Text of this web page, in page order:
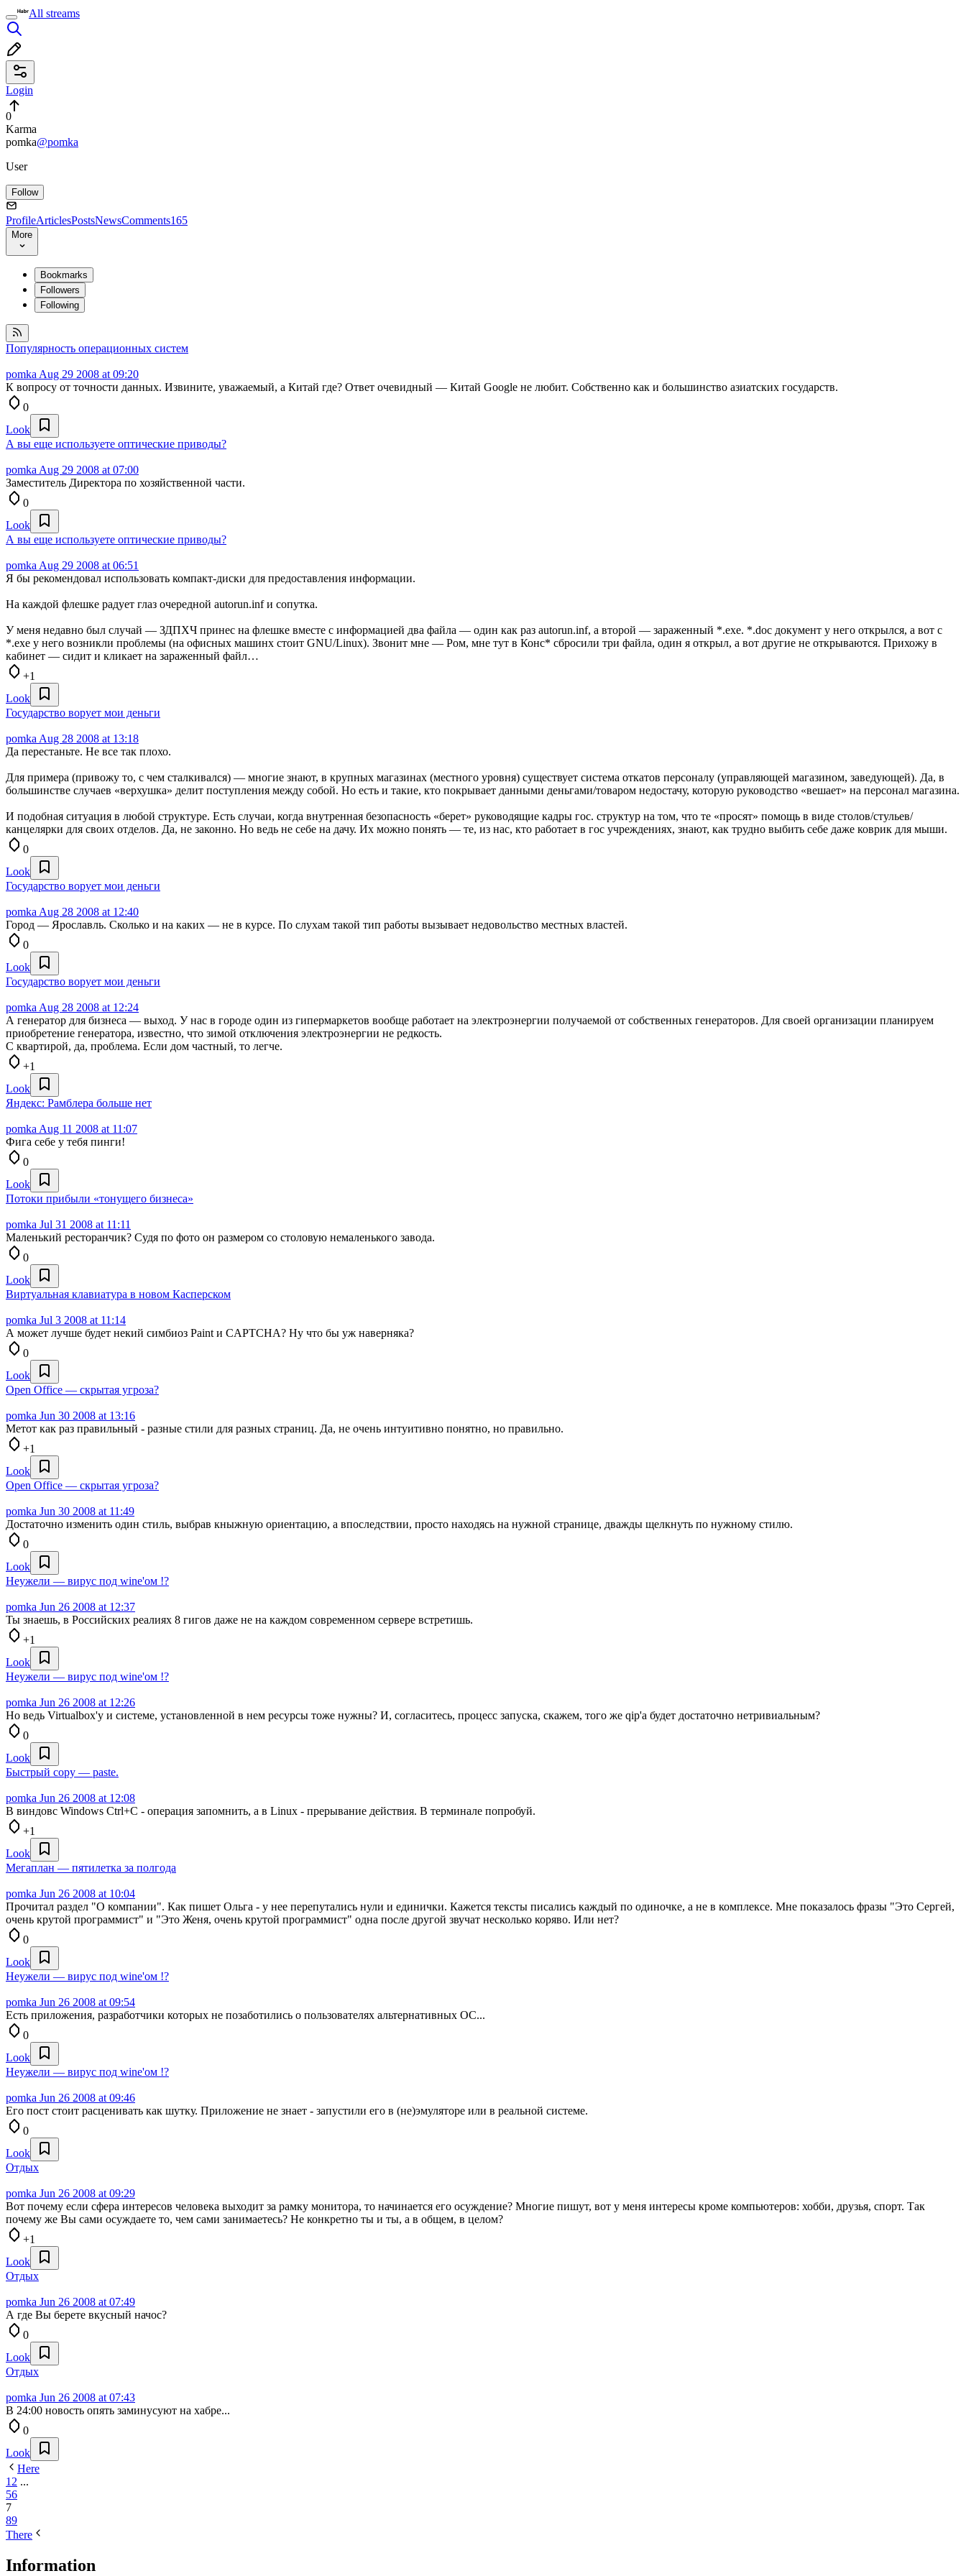
All streams
Login
0
Karma
pomka@pomka
User
Follow
ProfileArticlesPostsNewsComments165
More
Bookmarks
Followers
Following
Популярность операционных систем
pomka Aug 29 2008 at 09:20
К вопросу от точности данных. Извините, уважаемый, а Китай где? Ответ очевидный — Китай Google не любит. Собственно как и большинство азиатских государств.
0
Look
А вы еще используете оптические приводы?
pomka Aug 29 2008 at 07:00
Заместитель Директора по хозяйственной части.
0
Look
А вы еще используете оптические приводы?
pomka Aug 29 2008 at 06:51
Я бы рекомендовал использовать компакт-диски для предоставления информации.
На каждой флешке радует глаз очередной autorun.inf и сопутка.
У меня недавно был случай — ЗДПХЧ принес на флешке вместе с информацией два файла — один как раз autorun.inf, а второй — зараженный *.exe. *.doc документ у него открылся, а вот с
*.exe у него возникли проблемы (на офисных машинх стоит GNU/Linux). Звонит мне — Ром, мне тут в Конс* сбросили три файла, один я открыл, а вот другие не открываются. Прихожу в
кабинет — сидит и кликает на зараженный файл…
+1
Look
Государство ворует мои деньги
pomka Aug 28 2008 at 13:18
Да перестаньте. Не все так плохо.
Для примера (привожу то, с чем сталкивался) — многие знают, в крупных магазинах (местного уровня) существует система откатов персоналу (управляющей магазином, заведующей). Да, в
большинстве случаев «верхушка» делит поступления между собой. Но есть и такие, кто покрывает данными деньгами/товаром недостачу, которую руководство «вешает» на персонал магазина.
И подобная ситуация в любой структуре. Есть случаи, когда внутренная безопасность «берет» руководящие кадры гос. структур на том, что те «просят» помощь в виде столов/стульев/
канцелярки для своих отделов. Да, не законно. Но ведь не себе на дачу. Их можно понять — те, из нас, кто работает в гос учреждениях, знают, как трудно выбить себе даже коврик для мыши.
0
Look
Государство ворует мои деньги
pomka Aug 28 2008 at 12:40
Город — Ярославль. Сколько и на каких — не в курсе. По слухам такой тип работы вызывает недовольство местных властей.
0
Look
Государство ворует мои деньги
pomka Aug 28 2008 at 12:24
А генератор для бизнеса — выход. У нас в городе один из гипермаркетов вообще работает на электроэнергии получаемой от собственных генераторов. Для своей организации планируем
приобретение генератора, известно, что зимой отключения электроэнергии не редкость.
С квартирой, да, проблема. Если дом частный, то легче.
+1
Look
Яндекс: Рамблера больше нет
pomka Aug 11 2008 at 11:07
Фига себе у тебя пинги!
0
Look
Потоки прибыли «тонущего бизнеса»
pomka Jul 31 2008 at 11:11
Маленький ресторанчик? Судя по фото он размером со столовую немаленького завода.
0
Look
Виртуальная клавиатура в новом Касперском
pomka Jul 3 2008 at 11:14
А может лучше будет некий симбиоз Paint и CAPTCHA? Ну что бы уж наверняка?
0
Look
Open Office — скрытая угроза?
pomka Jun 30 2008 at 13:16
Метот как раз правильный - разные стили для разных страниц. Да, не очень интуитивно понятно, но правильно.
+1
Look
Open Office — скрытая угроза?
pomka Jun 30 2008 at 11:49
Достаточно изменить один стиль, выбрав кныжную ориентацию, а впоследствии, просто находясь на нужной странице, дважды щелкнуть по нужному стилю.
0
Look
Неужели — вирус под wine'ом !?
pomka Jun 26 2008 at 12:37
Ты знаешь, в Российских реалиях 8 гигов даже не на каждом современном сервере встретишь.
+1
Look
Неужели — вирус под wine'ом !?
pomka Jun 26 2008 at 12:26
Но ведь Virtualbox'у и системе, установленной в нем ресурсы тоже нужны? И, согласитесь, процесс запуска, скажем, того же qip'а будет достаточно нетривиальным?
0
Look
Быстрый copy — paste.
pomka Jun 26 2008 at 12:08
В виндовс Windows Ctrl+C - операция запомнить, а в Linux - прерывание действия. В терминале попробуй.
+1
Look
Мегаплан — пятилетка за полгода
pomka Jun 26 2008 at 10:04
Прочитал раздел "О компании". Как пишет Ольга - у нее перепутались нули и единички. Кажется тексты писались каждый по одиночке, а не в комплексе. Мне показалось фразы "Это Сергей,
очень крутой программист" и "Это Женя, очень крутой программист" одна после другой звучат несколько коряво. Или нет?
0
Look
Неужели — вирус под wine'ом !?
pomka Jun 26 2008 at 09:54
Есть приложения, разработчики которых не позаботились о пользователях альтернативных ОС...
0
Look
Неужели — вирус под wine'ом !?
pomka Jun 26 2008 at 09:46
Его пост стоит расценивать как шутку. Приложение не знает - запустили его в (не)эмуляторе или в реальной системе.
0
Look
Отдых
pomka Jun 26 2008 at 09:29
Вот почему если сфера интересов человека выходит за рамку монитора, то начинается его осуждение? Многие пишут, вот у меня интересы кроме компьютеров: хобби, друзья, спорт. Так
почему же Вы сами осуждаете то, чем сами занимаетесь? Не конкретно ты и ты, а в общем, в целом?
+1
Look
Отдых
pomka Jun 26 2008 at 07:49
А где Вы берете вкусный начос?
0
Look
Отдых
pomka Jun 26 2008 at 07:43
В 24:00 новость опять заминусуют на хабре...
0
Look
Here
1 2 ...
56
7
89
There
Information